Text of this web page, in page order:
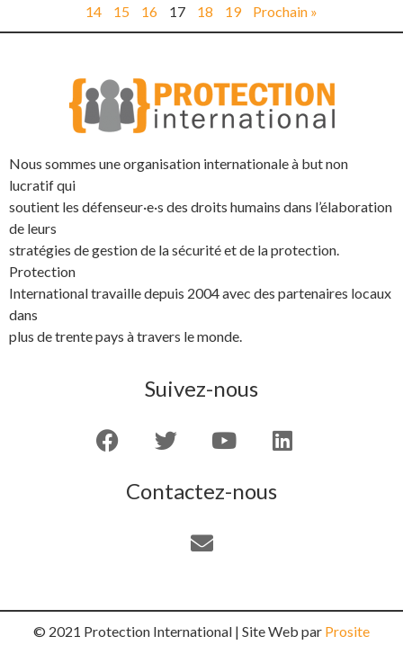
14
15 16 17 18 19 Prochain »
Nous sommes une organisation internationale à but non
lucratif qui
soutient les défenseur·e·s des droits humains dans l’élaboration
de leurs
stratégies de gestion de la sécurité et de la protection.
Protection
International travaille depuis 2004 avec des partenaires locaux
dans
plus de trente pays à travers le monde.
Suivez-nous
Contactez-nous
© 2021 Protection International | Site Web par Prosite